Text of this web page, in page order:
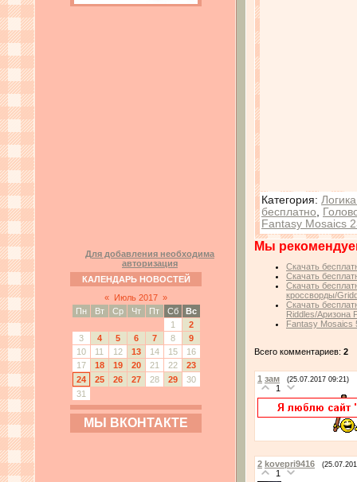
Для добавления необходима
авторизация
КАЛЕНДАРЬ НОВОСТЕЙ
«
Июль 2017 »
Пн
Вт Ср Чт Пт Сб
Вс
1
2
3
4 5 6 7 8
9
10
11 12 13 14 15
16
17
18 19 20 21 22
23
24
25 26 27 28 29
30
31
МЫ ВКОНТАКТЕ
Категория:
бесплатно
Fantasy Mosaics
Мы
Скачать
Скачать
Скачать
кроссворды/
Скачать
Riddles/Аризона
Fantasy Mosaics
Всего комментариев: 2
1 зам (25.07.2017 09:21)
1
2 kovepri9416
1